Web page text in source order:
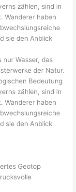
zählen, sind in
Wanderer haben
sie den Anblick
nur Wasser, das
der Natur.
Bedeutung
zählen, sind in
Wanderer haben
sie den Anblick
Geotop